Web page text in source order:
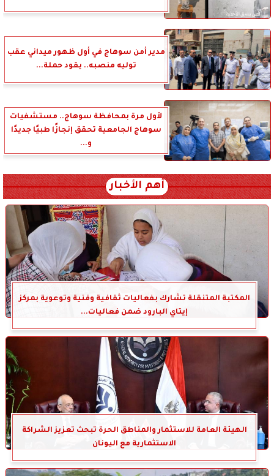
مدير أمن سوهاج في أول ظهور ميداني عقب
توليه منصبه.. يقود حملة...
لأول مرة بمحافظة سوهاج.. مستشفيات
سوهاج الجامعية تحقق إنجازًا طبيًا جديدًا
و...
أهم الأخبار
المكتبة المتنقلة تشارك بفعاليات ثقافية وفنية وتوعوية بمركز
إيتاي البارود ضمن فعاليات...
الهيئة العامة للاستثمار والمناطق الحرة تبحث تعزيز الشراكة
الاستثمارية مع اليونان